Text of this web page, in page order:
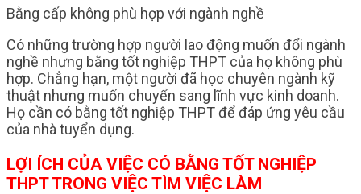
Bằng cấp không phù hợp với ngành nghề
Có những trường hợp người lao động muốn đổi ngành
nghề nhưng bằng tốt nghiệp THPT của họ không phù
hợp. Chẳng hạn, một người đã học chuyên ngành kỹ
thuật nhưng muốn chuyển sang lĩnh vực kinh doanh.
Họ cần có bằng tốt nghiệp THPT để đáp ứng yêu cầu
của nhà tuyển dụng.
LỢI ÍCH CỦA VIỆC CÓ BẰNG TỐT NGHIỆP
THPT TRONG VIỆC TÌM VIỆC LÀM